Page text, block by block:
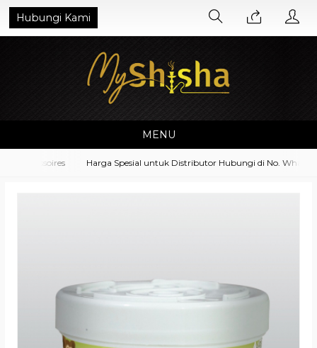
Hubungi Kami
MENU
Accessoires Harga Spesial untuk Distributor Hubungi di No. Whatsapp